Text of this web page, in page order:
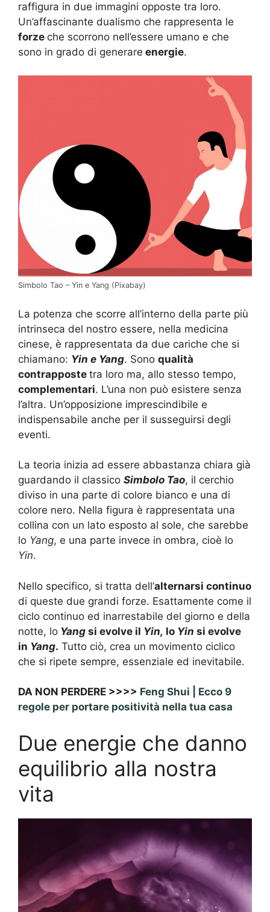
raffigura in due immagini opposte tra loro.
Un’affascinante dualismo che rappresenta le
forze che scorrono nell’essere umano e che
sono in grado di generare energie.
Simbolo Tao – Yin e Yang (Pixabay)
La potenza che scorre all’interno della parte più
intrinseca del nostro essere, nella medicina
cinese, è rappresentata da due cariche che si
chiamano: Yin e Yang. Sono qualità
contrapposte tra loro ma, allo stesso tempo,
complementari. L’una non può esistere senza
l’altra. Un’opposizione imprescindibile e
indispensabile anche per il susseguirsi degli
eventi.
La teoria inizia ad essere abbastanza chiara già
guardando il classico Simbolo Tao, il cerchio
diviso in una parte di colore bianco e una di
colore nero. Nella figura è rappresentata una
collina con un lato esposto al sole, che sarebbe
lo Yang, e una parte invece in ombra, cioè lo
Yin.
Nello specifico, si tratta dell’alternarsi continuo
di queste due grandi forze. Esattamente come il
ciclo continuo ed inarrestabile del giorno e della
notte, lo Yang si evolve il Yin, lo Yin si evolve
in Yang. Tutto ciò, crea un movimento ciclico
che si ripete sempre, essenziale ed inevitabile.
DA NON PERDERE >>>> Feng Shui | Ecco 9
regole per portare positività nella tua casa
Due energie che danno
equilibrio alla nostra
vita